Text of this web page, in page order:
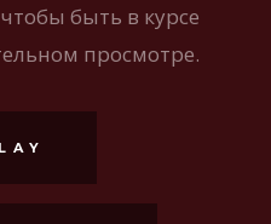
быть в курсе
просмотре.